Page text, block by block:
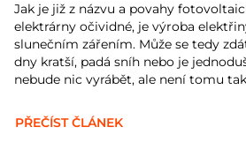
Jak je již z názvu a povahy
elektrárny očividné, je výroba
slunečním zářením. Může se tedy
dny kratší, padá sníh nebo je
nebude nic vyrábět, ale není tomu
PŘEČÍST ČLÁNEK